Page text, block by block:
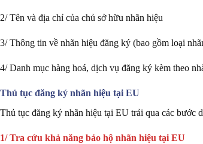
2/ Tên và địa chỉ của chủ sở hữu nhãn hiệu
3/ Thông tin về nhãn hiệu đăng ký (bao gồm loại
4/ Danh mục hàng hoá, dịch vụ đăng ký kèm theo
Thủ tục đăng ký nhãn hiệu tại EU
Thủ tục đăng ký nhãn hiệu tại EU trải qua các bước
1/ Tra cứu khả năng bảo hộ nhãn hiệu tại EU